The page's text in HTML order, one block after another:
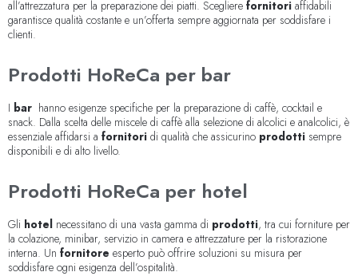
all’attrezzatura per la preparazione dei piatti. Scegliere fornitori affidabili
garantisce qualità costante e un’offerta sempre aggiornata per soddisfare i
clienti.
Prodotti HoReCa per bar
I bar hanno esigenze specifiche per la preparazione di caffè, cocktail e
snack. Dalla scelta delle miscele di caffè alla selezione di alcolici e analcolici, è
essenziale affidarsi a fornitori di qualità che assicurino prodotti sempre
disponibili e di alto livello.
Prodotti HoReCa per hotel
Gli hotel necessitano di una vasta gamma di prodotti, tra cui forniture per
la colazione, minibar, servizio in camera e attrezzature per la ristorazione
interna. Un fornitore esperto può offrire soluzioni su misura per
soddisfare ogni esigenza dell’ospitalità.